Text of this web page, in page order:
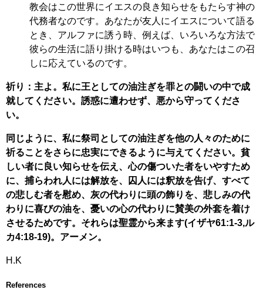
教会はこの世界にイエスの良き知らせをもたらす神の
代務者なのです。あなたが友人にイエスについて語る
とき、アルファに誘う時、例えば、いろいろな方法で
彼らの生活に語り掛ける時はいつも、あなたはこの召
しに応えているのです。
祈り：主よ。私に王としての油注ぎを罪との闘いの中で成
就してください。誘惑に遭わせず、悪から守ってくださ
い。
同じように、私に祭司としての油注ぎを他の人々のために
祈ることをさらに忠実にできるように与えてください。貧
しい者に良い知らせを伝え、心の傷ついた者をいやすため
に、捕らわれ人には解放を、囚人には釈放を告げ、すべて
の悲しむ者を慰め、灰の代わりに頭の飾りを、悲しみの代
わりに喜びの油を、憂いの心の代わりに賛美の外套を着け
させるためです。それらは聖霊から来ます(イザヤ61:1-3,ル
カ4:18-19)。アーメン。
H.K
References